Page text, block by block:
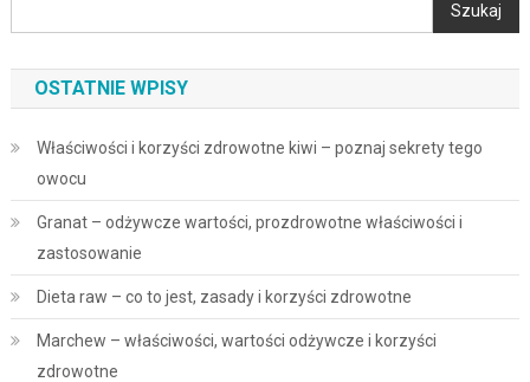
Szukaj
OSTATNIE WPISY
Właściwości i korzyści zdrowotne kiwi – poznaj sekrety tego
owocu
Granat – odżywcze wartości, prozdrowotne właściwości i
zastosowanie
Dieta raw – co to jest, zasady i korzyści zdrowotne
Marchew – właściwości, wartości odżywcze i korzyści
zdrowotne